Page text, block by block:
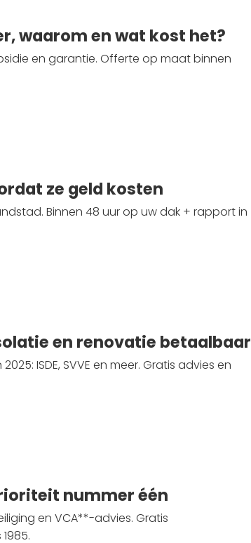
waarom en wat kost het?
en garantie. Offerte op maat binnen
ze geld kosten
Binnen 48 uur op uw dak + rapport in
en renovatie betaalbaar
ISDE, SVVE en meer. Gratis advies en
nummer één
en VCA**-advies. Gratis